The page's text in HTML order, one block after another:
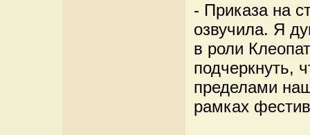
- Приказа на
озвучила. Я
в роли
подчеркнуть,
пределами
рамках